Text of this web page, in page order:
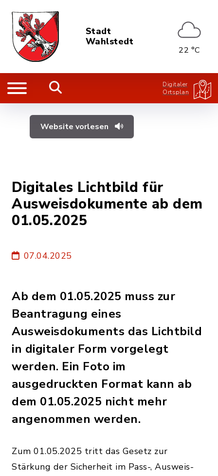
Stadt
Wahlstedt
22 °C
Digitaler
Ortsplan
Website vorlesen
Digitales Lichtbild für
Ausweisdokumente ab dem
01.05.2025
07.04.2025
Ab dem 01.05.2025 muss zur
Beantragung eines
Ausweisdokuments das Lichtbild
in digitaler Form vorgelegt
werden. Ein Foto im
ausgedruckten Format kann ab
dem 01.05.2025 nicht mehr
angenommen werden.
Zum 01.05.2025 tritt das Gesetz zur
Stärkung der Sicherheit im Pass-, Ausweis-